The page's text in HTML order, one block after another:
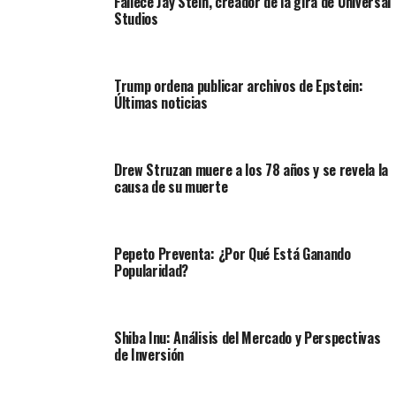
Studios
Trump ordena publicar archivos de Epstein:
Últimas noticias
Drew Struzan muere a los 78 años y se revela la
causa de su muerte
Pepeto Preventa: ¿Por Qué Está Ganando
Popularidad?
Shiba Inu: Análisis del Mercado y Perspectivas
de Inversión